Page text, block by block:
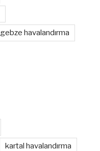
gebze havalandırma
kartal havalandırma